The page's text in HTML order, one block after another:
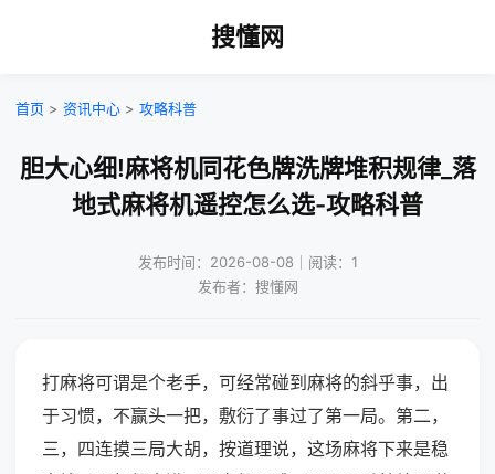
搜懂网
首页 > 资讯中心 > 攻略科普
胆大心细!麻将机同花色牌洗牌堆积规律_落
地式麻将机遥控怎么选-攻略科普
发布时间：2026-08-08｜阅读：1
发布者：搜懂网
打麻将可谓是个老手，可经常碰到麻将的斜乎事，出
于习惯，不赢头一把，敷衍了事过了第一局。第二，
三，四连摸三局大胡，按道理说，这场麻将下来是稳